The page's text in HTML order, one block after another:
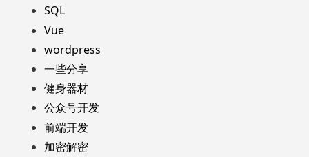
SQL
Vue
wordpress
一些分享
健身器材
公众号开发
前端开发
加密解密